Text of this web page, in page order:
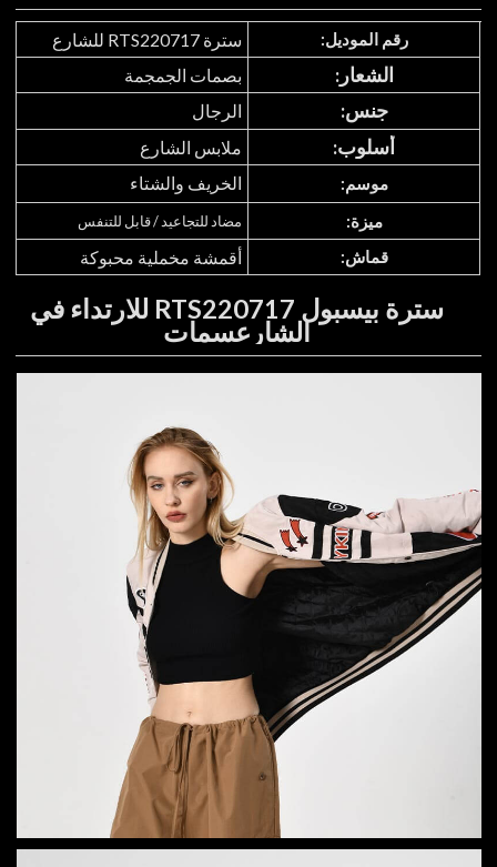
رقم الموديل: سترة RTS220717 للشارع
الشعار: بصمات الجمجمة
جنس: الرجال
أسلوب: ملابس الشارع
موسم: الخريف والشتاء
ميزة: مضاد للتجاعيد / قابل للتنفس
قماش: أقمشة مخملية محبوكة
سترة بيسبول RTS220717 للارتداء في
الشارعسمات